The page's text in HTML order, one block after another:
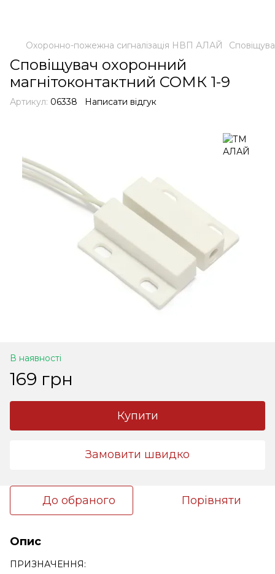
Охоронно-пожежна сигналізація НВП АЛАЙ
Сповіщувач охоронний
магнітоконтактний СОМК 1-9
Артикул: 06338 Написати відгук
В наявності
169 грн
Купити
Замовити швидко
До обраного Порівняти
Опис
ПРИЗНАЧЕННЯ: